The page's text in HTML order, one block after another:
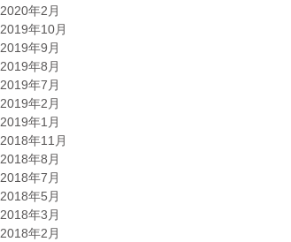
2020年2月
2019年10月
2019年9月
2019年8月
2019年7月
2019年2月
2019年1月
2018年11月
2018年8月
2018年7月
2018年5月
2018年3月
2018年2月